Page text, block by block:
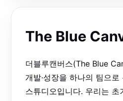
The Blue
더블루캔버스(The Blue
개발·성장을 하나의 팀으
스튜디오입니다. 우리는